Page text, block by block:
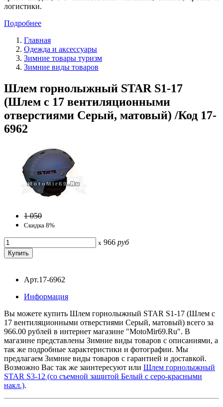
логистики.
Подробнее
Главная
Одежда и аксессуары
Зимние товары туризм
Зимние виды товаров
Шлем горнолыжный STAR S1-17
(Шлем с 17 вентиляционными
отверстиями Серый, матовый) /Код 17-
6962
1 050
Скидка 8%
x 966 руб
Арт.17-6962
Информация
Вы можете купить Шлем горнолыжный STAR S1-17 (Шлем с
17 вентиляционными отверстиями Серый, матовый) всего за
966.00 рублей в интернет магазине "MotoMir69.Ru". В
магазине представлены Зимние виды товаров с описаниями, а
так же подробные характеристики и фотографии. Мы
предлагаем Зимние виды товаров с гарантией и доставкой.
Возможно Вас так же заинтересуют или Шлем горнолыжный
STAR S3-12 (со съемной защитой Белый с серо-красными
накл.).